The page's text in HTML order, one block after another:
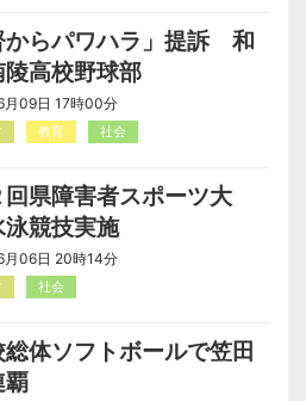
からパワハラ」提訴 和
高校野球部
月09日 17時00分
教育 社会
県障害者スポーツ大
競技実施
月06日 20時14分
社会
体ソフトボールで笠田
覇